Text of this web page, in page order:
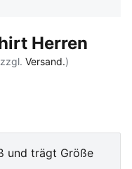
Herren
Versand.)
und trägt Größe